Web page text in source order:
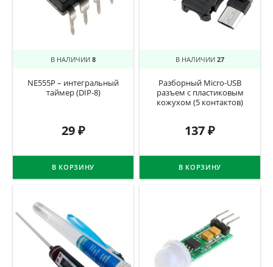
В НАЛИЧИИ 8
NE555P – интегральный
таймер (DIP-8)
29₽
В КОРЗИНУ
В НАЛИЧИИ 27
Разборный Micro-USB
разъем с пластиковым
кожухом (5 контактов)
137₽
В КОРЗИНУ